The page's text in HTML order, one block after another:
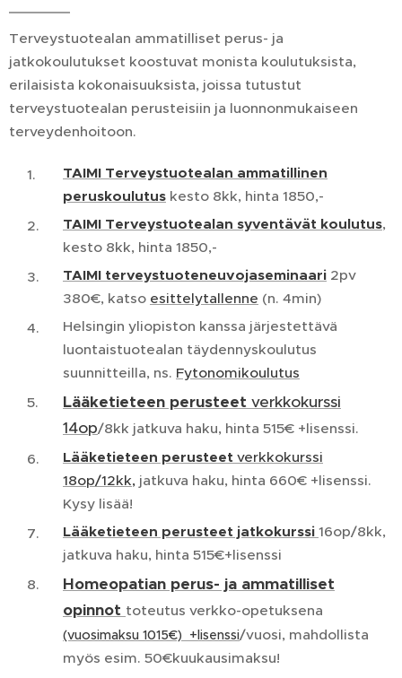
Terveystuotealan ammatilliset perus- ja
jatkokoulutukset koostuvat monista koulutuksista,
erilaisista kokonaisuuksista, joissa tutustut
terveystuotealan perusteisiin ja luonnonmukaiseen
terveydenhoitoon.
TAIMI Terveystuotealan ammatillinen
peruskoulutus kesto 8kk, hinta 1850,-
TAIMI Terveystuotealan syventävät koulutus,
kesto 8kk, hinta 1850,-
TAIMI terveystuoteneuvojaseminaari 2pv
380€, katso esittelytallenne (n. 4min)
Helsingin yliopiston kanssa järjestettävä
luontaistuotealan täydennyskoulutus
suunnitteilla, ns. Fytonomikoulutus
Lääketieteen perusteet verkkokurssi
14op/8kk jatkuva haku, hinta 515€ +lisenssi.
Lääketieteen perusteet verkkokurssi
18op/12kk, jatkuva haku, hinta 660€ +lisenssi.
Kysy lisää!
Lääketieteen perusteet jatkokurssi 16op/8kk,
jatkuva haku, hinta 515€+lisenssi
Homeopatian perus- ja ammatilliset
opinnot toteutus verkko-opetuksena
(vuosimaksu 1015€) +lisenssi/vuosi, mahdollista
myös esim. 50€kuukausimaksu!